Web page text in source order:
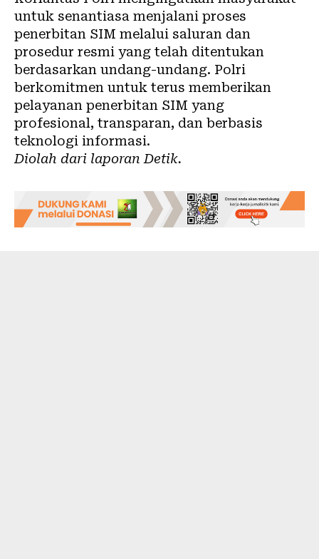
untuk senantiasa menjalani proses
penerbitan SIM melalui saluran dan
prosedur resmi yang telah ditentukan
berdasarkan undang-undang. Polri
berkomitmen untuk terus memberikan
pelayanan penerbitan SIM yang
profesional, transparan, dan berbasis
teknologi informasi.
Diolah dari laporan Detik.